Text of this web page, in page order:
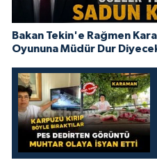
Bakan Tekin'e Rağmen
Oyununa Müdür Dur